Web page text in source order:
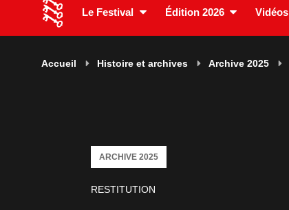
Le Festival Édition 2026 Vidéos
Accueil Histoire et archives Archive 2025
RESTITUTION
ARCHIVE 2025